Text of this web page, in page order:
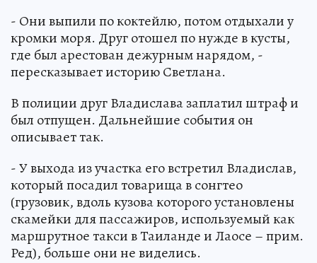
- Они выпили по коктейлю, потом отдыхали у
кромки моря. Друг отошел по нужде в кусты,
где был арестован дежурным нарядом, -
пересказывает историю Светлана.
В полиции друг Владислава заплатил штраф и
был отпущен. Дальнейшие события он
описывает так.
- У выхода из участка его встретил Владислав,
который посадил товарища в сонгтео
(грузовик, вдоль кузова которого установлены
скамейки для пассажиров, используемый как
маршрутное такси в Таиланде и Лаосе – прим.
Ред), больше они не виделись.